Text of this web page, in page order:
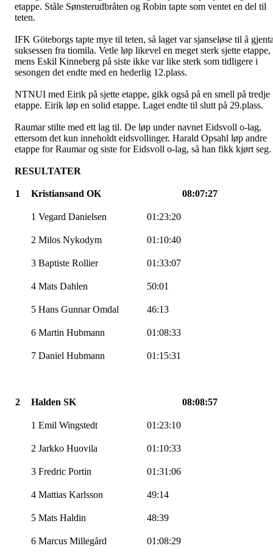
etappe. Ståle Sønsterudbråten og Robin tapte som ventet en del til
teten.
IFK Göteborgs tapte mye til teten, så laget var sjanseløse til å
suksessen fra tiomila. Vetle løp likevel en meget sterk sjette etappe,
mens Eskil Kinneberg på siste ikke var like sterk som tidligere i
sesongen det endte med en hederlig 12.plass.
NTNUI med Eirik på sjette etappe, gikk også på en smell på tredje
etappe. Eirik løp en solid etappe. Laget endte til slutt på 29.plass.
Raumar stilte med ett lag til. De løp under navnet Eidsvoll o-lag,
ettersom det kun inneholdt eidsvollinger. Harald Opsahl løp andre
etappe for Raumar og siste for Eidsvoll o-lag, så han fikk kjørt seg.
RESULTATER
1 Kristiansand OK 08:07:27
1 Vegard Danielsen 01:23:20
2 Milos Nykodym 01:10:40
3 Baptiste Rollier 01:33:07
4 Mats Dahlen 50:01
5 Hans Gunnar Omdal 46:13
6 Martin Hubmann 01:08:33
7 Daniel Hubmann 01:15:31
2 Halden SK 08:08:57
1 Emil Wingstedt 01:23:10
2 Jarkko Huovila 01:10:33
3 Fredric Portin 01:31:06
4 Mattias Karlsson 49:14
5 Mats Haldin 48:39
6 Marcus Millegård 01:08:29